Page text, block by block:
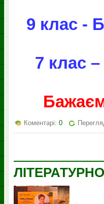
9 клас -
7 клас
Коментарі: 0